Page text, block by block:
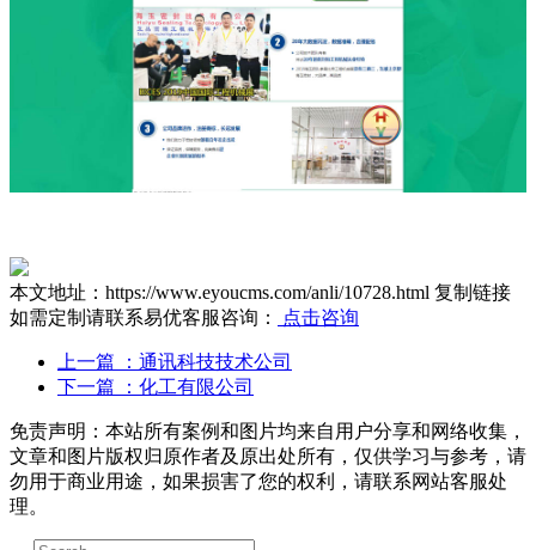
本文地址：https://www.eyoucms.com/anli/10728.html 复制链接
如需定制请联系易优客服咨询：
点击咨询
上一篇
：通讯科技技术公司
下一篇
：化工有限公司
免责声明：本站所有案例和图片均来自用户分享和网络收集，
文章和图片版权归原作者及原出处所有，仅供学习与参考，请
勿用于商业用途，如果损害了您的权利，请联系网站客服处
理。